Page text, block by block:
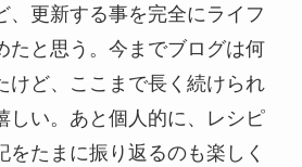
、更新する事を完全にライフ
たと思う。今までブログは何
けど、ここまで長く続けられ
しい。あと個人的に、レシピ
をたまに振り返るのも楽しく